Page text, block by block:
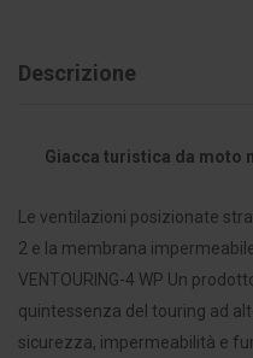
Descrizione
Giacca turistica da moto
Le ventilazioni posizionate
2 e la membrana
VENTOURING-4 WP Un
quintessenza del touring ad
sicurezza, impermeabilità e